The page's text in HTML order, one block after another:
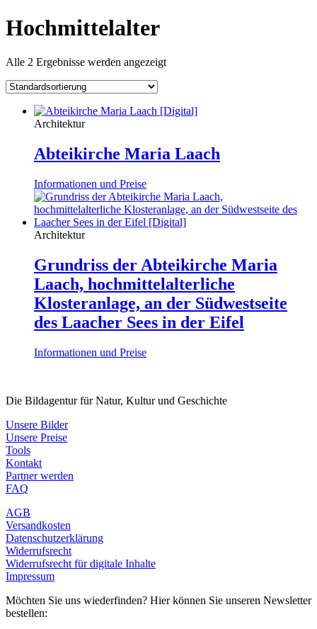
Hochmittelalter
Alle 2 Ergebnisse werden angezeigt
Architektur
Abteikirche Maria Laach
Informationen und Preise
Architektur
Grundriss der Abteikirche Maria
Laach, hochmittelalterliche
Klosteranlage, an der Südwestseite
des Laacher Sees in der Eifel
Informationen und Preise
Die Bildagentur für Natur, Kultur und Geschichte
Unsere Bilder
Unsere Preise
Tools
Kontakt
Partner werden
FAQ
AGB
Versandkosten
Datenschutzerklärung
Widerrufsrecht
Widerrufsrecht für digitale Inhalte
Impressum
Möchten Sie uns wiederfinden? Hier können Sie unseren Newsletter
bestellen: